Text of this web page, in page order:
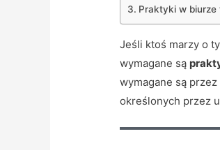
Praktyki w biurze
Jeśli ktoś marzy o
wymagane są
wymagane są
określonych przez